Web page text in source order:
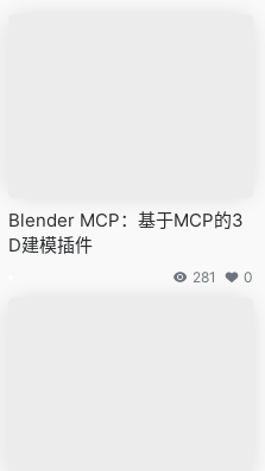
Blender MCP：基于MCP的3
D建模插件
281 0